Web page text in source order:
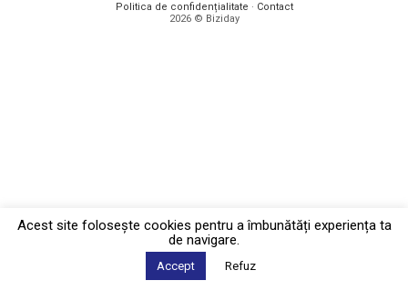
Politica de confidențialitate · Contact
2026 © Biziday
Acest site foloseşte cookies pentru a îmbunătăți experiența ta
de navigare.
Accept Refuz